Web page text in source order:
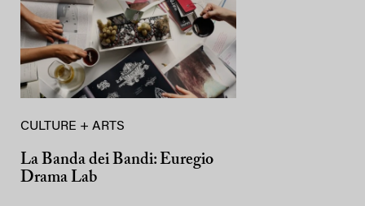
CULTURE + ARTS
La Banda dei Bandi: Euregio
Drama Lab